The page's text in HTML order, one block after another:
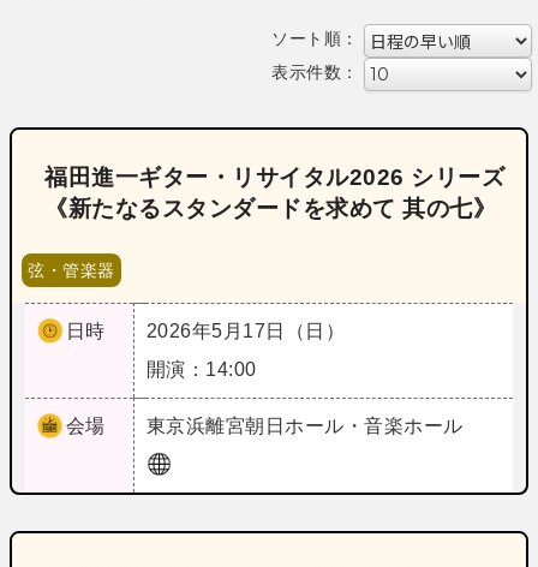
ソート順：
表示件数：
福田進一ギター・リサイタル2026 シリーズ
《新たなるスタンダードを求めて 其の七》
弦・管楽器
日時
2026年5月17日（日）
開演：14:00
会場 東京浜離宮朝日ホール・音楽ホール